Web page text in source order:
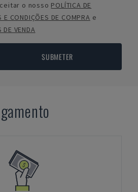
o nosso POLÍTICA DE
E CONDIÇÕES DE COMPRA e
DE VENDA
SUBMETER